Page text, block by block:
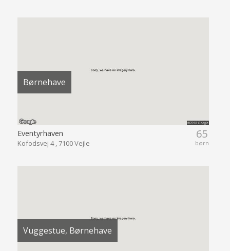
Børnehave
65
børn
Eventyrhaven
Kofodsvej 4 , 7100 Vejle
Vuggestue, Børnehave